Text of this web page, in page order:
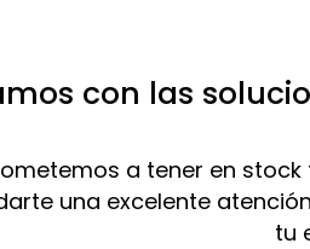
con las
a tener en
una excelente
tu